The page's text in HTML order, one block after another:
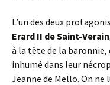
L’un des deux
Erard II de Saint-Verain
à la tête de la baronnie,
inhumé dans leur
Jeanne de Mello. On ne